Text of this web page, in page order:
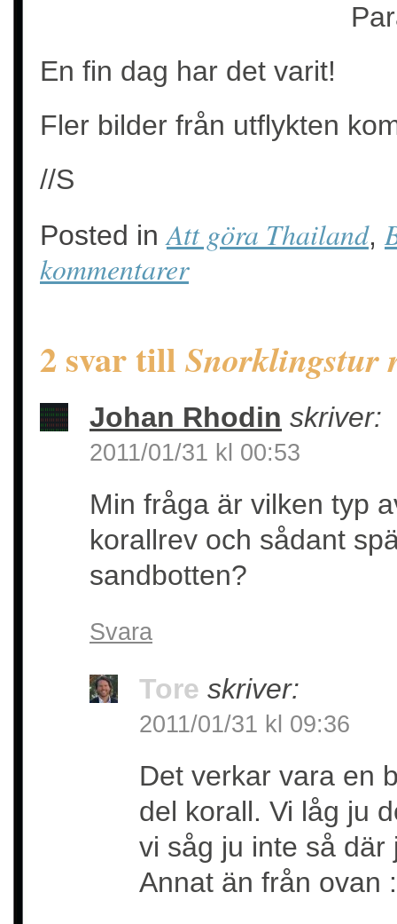
En fin dag har det varit!
Fler bilder från utflykten
//S
Posted in Att göra Thailand,
kommentarer
2 svar till Snorklingstur
Johan Rhodin skriver:
2011/01/31 kl 00:53
Min fråga är vilken typ
korallrev och sådant
sandbotten?
Svara
Tore skriver:
2011/01/31 kl 09:36
Det verkar vara en
del korall. Vi låg ju
vi såg ju inte så
Annat än från ovan